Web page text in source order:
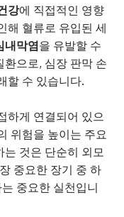
강에 직접적인 영향
해 혈류로 유입된 세
내막염을 유발할 수
환으로, 심장 판막 손
할 수 있습니다.
하게 연결되어 있으
위험을 높이는 주요
는 것은 단순히 외모
중요한 장기 중 하
중요한 실천입니